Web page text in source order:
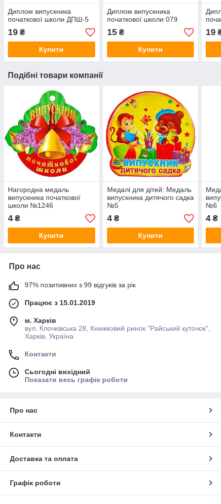
Диплом випускника
початкової школи ДПШ-5
19 ₴
Купити
Диплом випускника
початкової школи 079
15₴
Купити
19
Подібні товари компанії
Нагородна медаль
випускника початкової
школи №1246
4 ₴
Купити
Медалі для дітей: Медаль
випускника дитячого садка
№5
4₴
Купити
№6
4 ₴
Про нас
97% позитивних з 99 відгуків за рік
Працює з 15.01.2019
м. Харків
вул. Клочківська 28, Книжковий ринок "Райський куточок",
Харків, Україна
Контакти
Сьогодні вихідний
Показати весь графік роботи
Про нас
Контакти
Доставка та оплата
Графік роботи